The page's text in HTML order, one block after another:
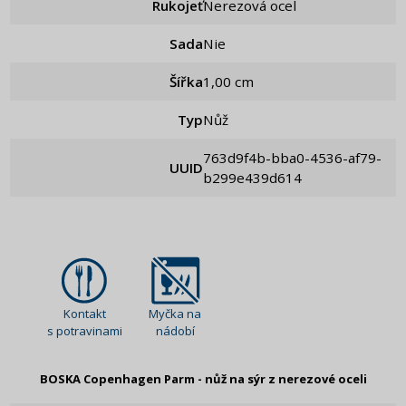
Rukojeť Nerezová ocel
Sada nie
Šířka 1,00 cm
Typ Nůž
UUID
763d9f4b-bba0-4536-af79-
b299e439d614
Kontakt
s potravinami
Myčka na
nádobí
BOSKA Copenhagen Parm - nůž na sýr z nerezové oceli